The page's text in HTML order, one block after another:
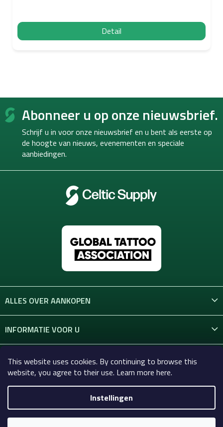
This website uses cookies. By continuing to browse this
website, you agree to their use. Learn more here.
Instellingen
Detail
F
Abonneer u op onze nieuwsbrief.
Schrijf u in voor onze nieuwsbrief en u bent als eerste op
de hoogte van nieuws, evenementen en speciale
aanbiedingen.
ALLES OVER AANKOPEN
INFORMATIE VOOR U
CONTACT
Copyright 2026Celtic-Supply.nl | Alles voor tatoeages en
permanente make-up. Alle rechten voorbehouden.